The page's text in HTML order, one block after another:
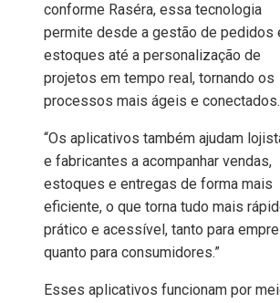
conforme Raséra, essa tecnologia
permite desde a gestão de pedidos
estoques até a personalização de
projetos em tempo real, tornando os
processos mais ágeis e conectados.
“Os aplicativos também ajudam
e fabricantes a acompanhar vendas,
estoques e entregas de forma mais
eficiente, o que torna tudo mais
prático e acessível, tanto para
quanto para consumidores.”
Esses aplicativos funcionam por